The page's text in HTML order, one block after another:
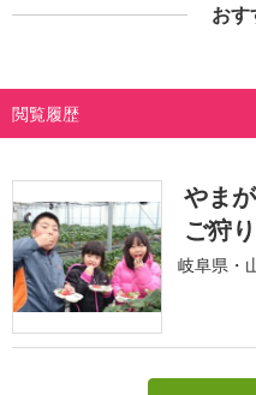
おす
閲覧履歴
やま
ご狩り
岐阜県・